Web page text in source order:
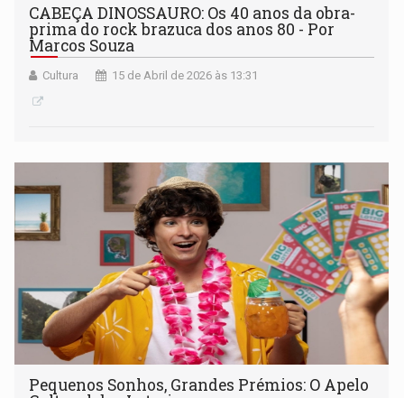
CABEÇA DINOSSAURO: Os 40 anos da obra-
prima do rock brazuca dos anos 80 - Por
Marcos Souza
Cultura 15 de Abril de 2026 às 13:31
Pequenos Sonhos, Grandes Prémios: O Apelo